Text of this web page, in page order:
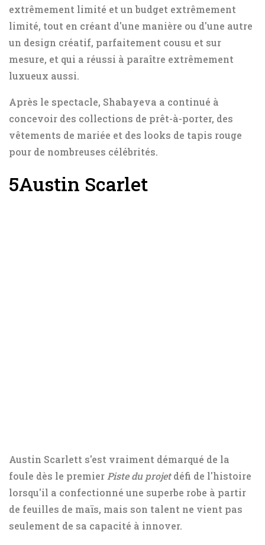
extrêmement limité et un budget extrêmement
limité, tout en créant d'une manière ou d'une autre
un design créatif, parfaitement cousu et sur
mesure, et qui a réussi à paraître extrêmement
luxueux aussi.
Après le spectacle, Shabayeva a continué à
concevoir des collections de prêt-à-porter, des
vêtements de mariée et des looks de tapis rouge
pour de nombreuses célébrités.
5Austin Scarlet
Austin Scarlett s'est vraiment démarqué de la
foule dès le premier Piste du projetdéfi de l'histoire
lorsqu'il a confectionné une superbe robe à partir
de feuilles de maïs, mais son talent ne vient pas
seulement de sa capacité à innover.